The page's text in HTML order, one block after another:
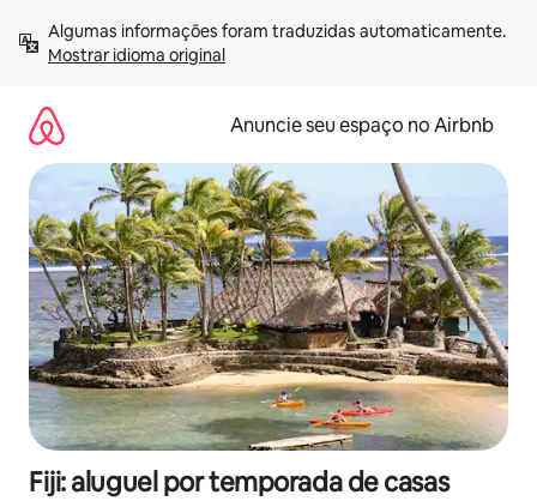
para
Mostrar idioma original
Anuncie seu espaço no Airbnb
Fiji: aluguel por temporada de casas